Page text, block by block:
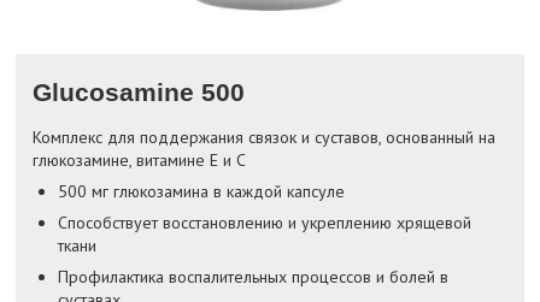
Glucosamine 500
Комплекс для поддержания связок и суставов, основанный на
глюкозамине, витамине E и C
500 мг глюкозамина в каждой капсуле
Способствует восстановлению и укреплению хрящевой
ткани
Профилактика воспалительных процессов и болей в